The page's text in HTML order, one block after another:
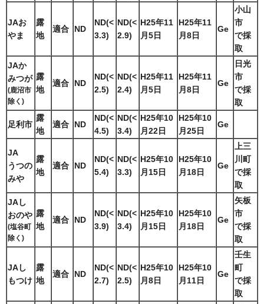
JAお
やま
露
地
適合 ND
ND(<
3.3)
ND(<
2.9)
H25年11
月5日
H25年11
月8日
Ge
小山
市
で採
取
JAか
みつが
(鹿沼市
除く)
露
地
適合 ND
ND(<
2.5)
ND(<
2.4)
H25年11
月5日
H25年11
月8日
Ge
日光
市
で採
取
足利市
露
地
適合 ND
ND(<
4.5)
ND(<
3.4)
H25年10
月22日
H25年10
月25日
Ge
JA
うつの
みや
露
地
適合 ND
ND(<
5.4)
ND(<
3.3)
H25年10
月15日
H25年10
月18日
Ge
上三
川町
で採
取
JAし
おのや
(塩谷町
除く)
露
地
適合 ND
ND(<
3.9)
ND(<
3.4)
H25年10
月15日
H25年10
月18日
Ge
矢板
市
で採
取
JAし
もつけ
露
地
適合 ND
ND(<
2.7)
ND(<
2.5)
H25年10
月8日
H25年10
月11日
Ge
壬生
町
で採
取